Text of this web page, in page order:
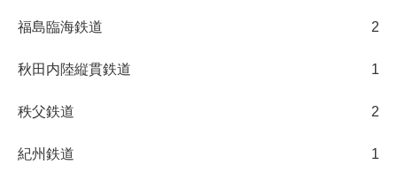
福島臨海鉄道 2
秋田内陸縦貫鉄道 1
秩父鉄道 2
紀州鉄道 1